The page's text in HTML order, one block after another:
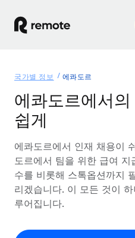
글로벌 고용
글로벌 급여
규정을 준수하며 급여 지급
기록상 고용주(EOR)
법인 설립 비용 없이 전 세계
솔루션
글로벌 서비스 제공
국가별 정보
국가별 글로벌 채용 지원 알
미국 주별 정보
리소스
도구 및 계산기
오분류 리스크 평가 도구
요금
한국어
국가별 정보 에콰도르
에콰도르에서
쉽게
에콰도르에서 인재 채용이
도르에서 팀을 위한 급여
수를 비롯해 스톡옵션까지
리겠습니다. 이 모든 것이
루어집니다.